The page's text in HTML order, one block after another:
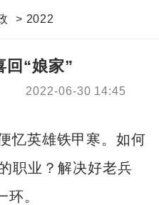
> 2022
回“娘家”
2022-06-30 14:45
忆英雄铁甲寒。如何
职业？解决好老兵
环。